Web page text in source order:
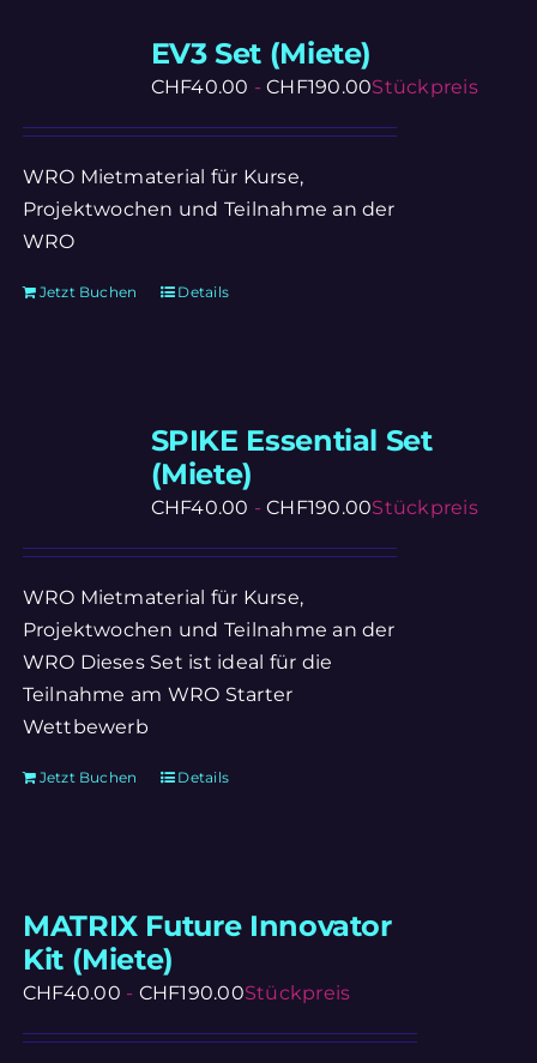
EV3 Set (Miete)
CHF40.00 -CHF190.00Stückpreis
WRO Mietmaterial für Kurse,
Projektwochen und Teilnahme an der
WRO
Jetzt Buchen Details
SPIKE Essential Set
(Miete)
CHF40.00 -CHF190.00Stückpreis
WRO Mietmaterial für Kurse,
Projektwochen und Teilnahme an der
WRO Dieses Set ist ideal für die
Teilnahme am WRO Starter
Wettbewerb
Jetzt Buchen Details
MATRIX Future Innovator
Kit (Miete)
CHF40.00 - CHF190.00Stückpreis